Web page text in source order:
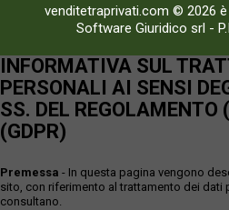
venditetraprivati.com © 2026
Software Giuridico srl -
INFORMATIVA SUL
PERSONALI AI SENSI
SS. DEL
(GDPR)
Premessa - In questa pagina vengono
sito, con riferimento al trattamento dei dati
consultano.